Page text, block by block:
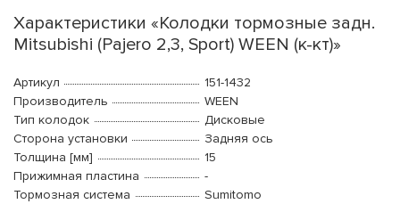
Характеристики «Колодки тормозные задн.
Mitsubishi (Pajero 2,3, Sport) WEEN (к-кт)»
Артикул
151-1432
Производитель
WEEN
Тип колодок
Дисковые
Сторона установки
Задняя ось
Толщина [мм]
15
Прижимная пластина
-
Тормозная система
Sumitomo